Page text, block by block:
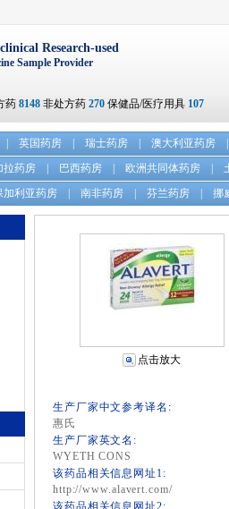
Research-used
Sample Provider
药 8148 非处方药 270 保健品/医疗用具 107
英国药房 瑞士药房 澳大利亚药房
拉药房 巴西药房 欧洲共同体药房
加利亚药房 南非药房 芬兰药房 挪
点击放大
生产厂家中文参考译名:
惠氏
生产厂家英文名:
WYETH CONS
该药品相关信息网址1:
http://www.alavert.com/
该药品相关信息网址2: